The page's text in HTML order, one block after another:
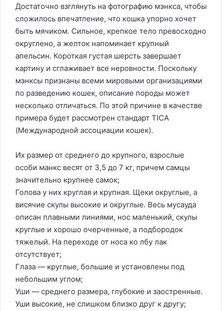
Достаточно взглянуть на фотографию мэнкса, чтобы
сложилось впечатление, что кошка упорно хочет
быть мячиком. Сильное, крепкое тело превосходно
округлено, а желток напоминает крупный
апельсин. Короткая густая шерсть завершает
картину и сглаживает все неровности. Поскольку
мэнксы признаны всеми мировыми организациями
по разведению кошек, описание породы может
несколько отличаться. По этой причине в качестве
примера будет рассмотрен стандарт TICA
(Международной ассоциации кошек).
Их размер от среднего до крупного, взрослые
особи манкс весят от 3,5 до 7 кг, причем самцы
значительно крупнее самок;
Голова у них круглая и крупная. Щеки округлые, а
висячие скулы высокие и округлые. Весь мусауда
описан плавными линиями, нос маленький, скулы
круглые и хорошо очерченные, а подбородок
тяжелый. На переходе от носа ко лбу лак
отсутствует;
Глаза — круглые, большие и установлены под
небольшим углом;
Уши — среднего размера, глубокие и заостренные.
Уши высокие, не слишком близко друг к другу;